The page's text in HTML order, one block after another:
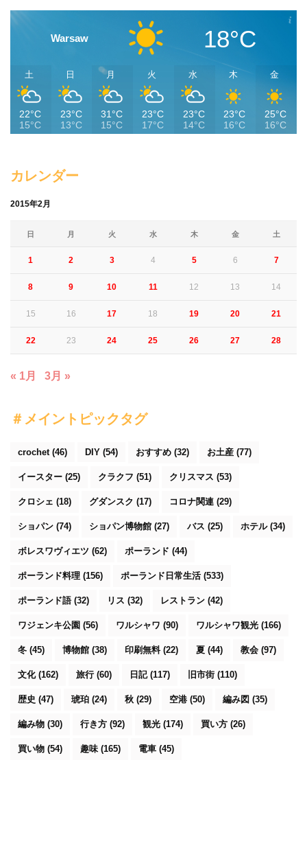
Warsaw 18°C
土
22°C
15°C
日
23°C
13°C
月
31°C
15°C
火
23°C
17°C
水
23°C
14°C
木
23°C
16°C
金
25°C
16°C
カレンダー
2015年2月
日 月 火 水 木 金 土
1 2 3 4 5 6 7
8 9 10 11 12 13 14
15 16 17 18 19 20 21
22 23 24 25 26 27 28
« 1月 3月 »
＃メイントピックタグ
crochet(46) DIY (54) おすすめ (32) お土産 (77)
イースター (25) クラクフ (51) クリスマス (53)
クロシェ (18) グダンスク (17) コロナ関連 (29)
ショパン (74) ショパン博物館 (27) バス (25) ホテル(34)
ボレスワヴィエツ (62) ポーランド (44)
ポーランド料理 (156) ポーランド日常生活(533)
ポーランド語(32) リス (32) レストラン (42)
ワジェンキ公園 (56) ワルシャワ (90) ワルシャワ観光 (166)
冬 (45) 博物館 (38) 印刷無料(22) 夏 (44) 教会 (97)
文化(162) 旅行 (60) 日記(117) 旧市街 (110)
歴史 (47) 琥珀 (24) 秋 (29) 空港 (50) 編み図 (35)
編み物 (30) 行き方 (92) 観光 (174) 買い方 (26)
買い物 (54) 趣味(165) 電車 (45)